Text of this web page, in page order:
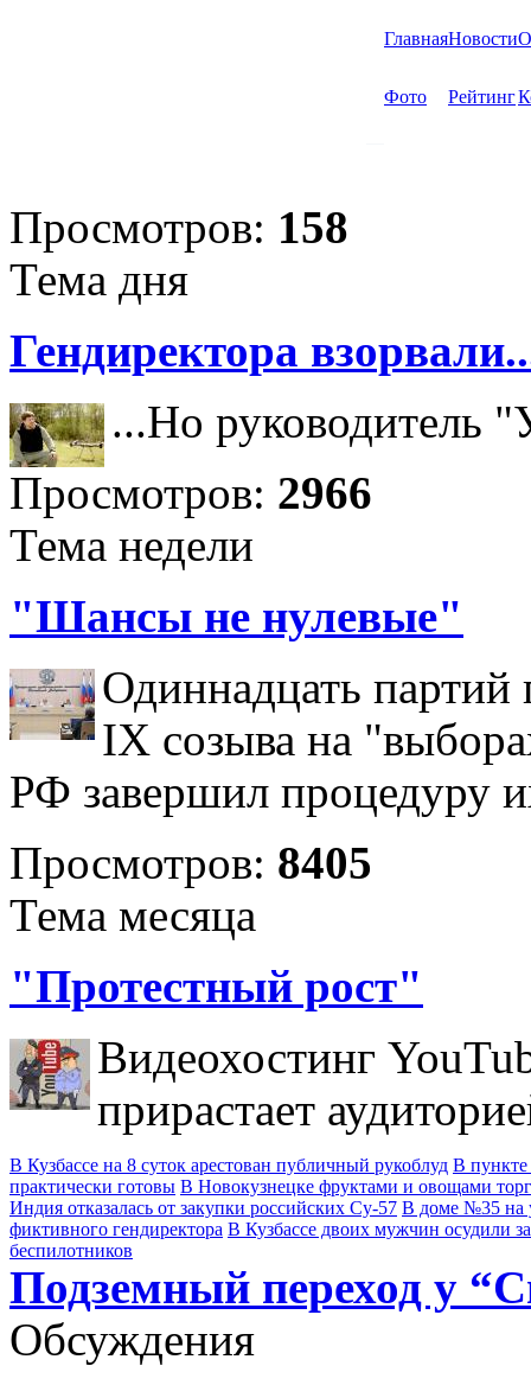
ГлавнаяНовости
Фото Рейтинг
Просмотров: 158
Тема дня
Гендиректора
...Но руководитель
Просмотров: 2966
Тема недели
"Шансы не нулевые"
Одиннадцать партий
IX созыва на
РФ завершил процедуру
Просмотров: 8405
Тема месяца
"Протестный рост"
Видеохостинг
прирастает
В Кузбассе на 8 суток арестован публичный рукоблуд В пункте
практически готовы В Новокузнецке фруктами и овощами
Индия отказалась от закупки российских Су-57 В доме №35 на
фиктивного гендиректора В Кузбассе двоих мужчин осудили
беспилотников
Подземный переход у
Обсуждения